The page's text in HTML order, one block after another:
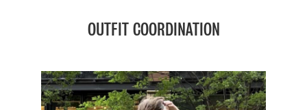
OUTFIT COORDINATION